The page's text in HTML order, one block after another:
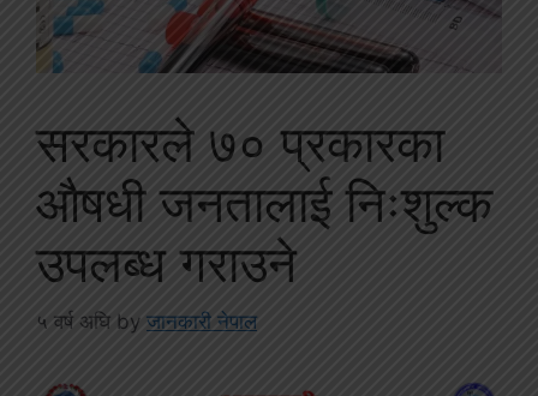
सरकारले ७० प्रकारका
औषधी जनतालाई निःशुल्क
उपलब्ध गराउने
५ वर्ष अघि by जानकारी नेपाल